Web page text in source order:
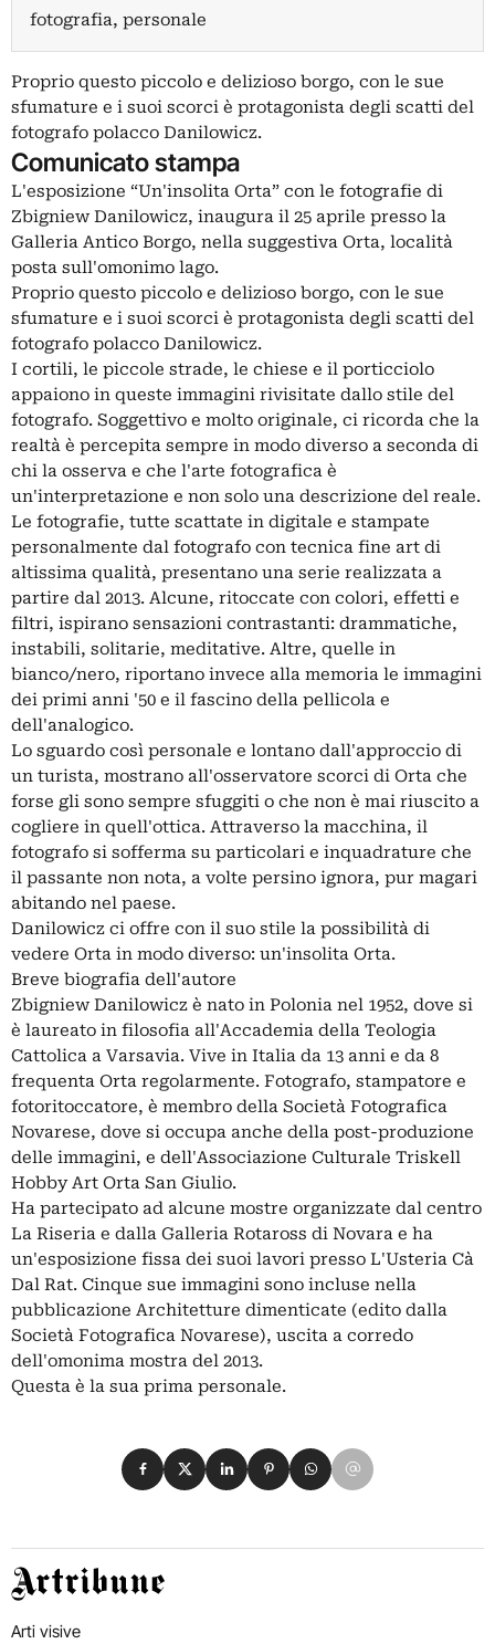
fotografia, personale
Proprio questo piccolo e delizioso borgo, con le sue
sfumature e i suoi scorci è protagonista degli scatti del
fotografo polacco Danilowicz.
Comunicato stampa
L'esposizione “Un'insolita Orta” con le fotografie di
Zbigniew Danilowicz, inaugura il 25 aprile presso la
Galleria Antico Borgo, nella suggestiva Orta, località
posta sull'omonimo lago.
Proprio questo piccolo e delizioso borgo, con le sue
sfumature e i suoi scorci è protagonista degli scatti del
fotografo polacco Danilowicz.
I cortili, le piccole strade, le chiese e il porticciolo
appaiono in queste immagini rivisitate dallo stile del
fotografo. Soggettivo e molto originale, ci ricorda che la
realtà è percepita sempre in modo diverso a seconda di
chi la osserva e che l'arte fotografica è
un'interpretazione e non solo una descrizione del reale.
Le fotografie, tutte scattate in digitale e stampate
personalmente dal fotografo con tecnica fine art di
altissima qualità, presentano una serie realizzata a
partire dal 2013. Alcune, ritoccate con colori, effetti e
filtri, ispirano sensazioni contrastanti: drammatiche,
instabili, solitarie, meditative. Altre, quelle in
bianco/nero, riportano invece alla memoria le immagini
dei primi anni '50 e il fascino della pellicola e
dell'analogico.
Lo sguardo così personale e lontano dall'approccio di
un turista, mostrano all'osservatore scorci di Orta che
forse gli sono sempre sfuggiti o che non è mai riuscito a
cogliere in quell'ottica. Attraverso la macchina, il
fotografo si sofferma su particolari e inquadrature che
il passante non nota, a volte persino ignora, pur magari
abitando nel paese.
Danilowicz ci offre con il suo stile la possibilità di
vedere Orta in modo diverso: un'insolita Orta.
Breve biografia dell'autore
Zbigniew Danilowicz è nato in Polonia nel 1952, dove si
è laureato in filosofia all'Accademia della Teologia
Cattolica a Varsavia. Vive in Italia da 13 anni e da 8
frequenta Orta regolarmente. Fotografo, stampatore e
fotoritoccatore, è membro della Società Fotografica
Novarese, dove si occupa anche della post-produzione
delle immagini, e dell'Associazione Culturale Triskell
Hobby Art Orta San Giulio.
Ha partecipato ad alcune mostre organizzate dal centro
La Riseria e dalla Galleria Rotaross di Novara e ha
un'esposizione fissa dei suoi lavori presso L'Usteria Cà
Dal Rat. Cinque sue immagini sono incluse nella
pubblicazione Architetture dimenticate (edito dalla
Società Fotografica Novarese), uscita a corredo
dell'omonima mostra del 2013.
Questa è la sua prima personale.
Condividi su Facebook
Condividi su X
Condividi su LinkedIn
Condividi su Pinterest
Condividi su WhatsApp
Condividi su Email
Artribune
Arti visive